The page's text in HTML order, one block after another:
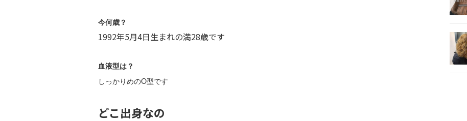
今何歳？
1992年5月4日生まれの満28歳です
血液型は？
しっかりめのO型です
どこ出身なの